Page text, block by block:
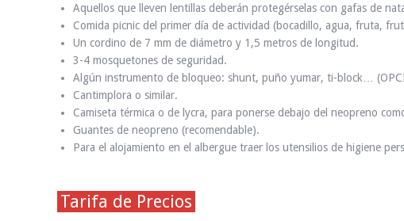
Aquellos que lleven lentillas deberán protegérselas con gafas de
Comida picnic del primer día de actividad (bocadillo, agua, fruta,
Un cordino de 7 mm de diámetro y 1,5 metros de longitud.
3-4 mosquetones de seguridad.
Algún instrumento de bloqueo: shunt, puño yumar, ti-block…
Cantimplora o similar.
Camiseta térmica o de lycra, para ponerse debajo del neopreno
Guantes de neopreno (recomendable).
Para el alojamiento en el albergue traer los utensilios de higiene
Tarifa de Precios